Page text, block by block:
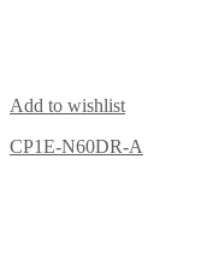
Add to wishlist
CP1E-N60DR-A